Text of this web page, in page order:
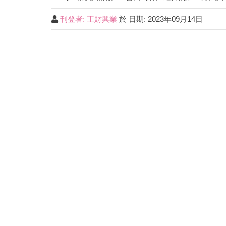
刊登者: 王財興業 於 日期: 2023年09月14日